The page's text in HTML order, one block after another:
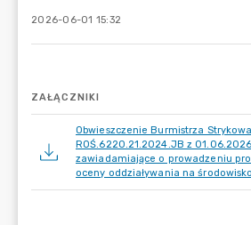
2026-06-01 15:32
ZAŁĄCZNIKI
Obwieszczenie Burmistrza
ROŚ.6220.21.2024.JB z
zawiadamiające o prowadzeniu
oceny oddziaływania na